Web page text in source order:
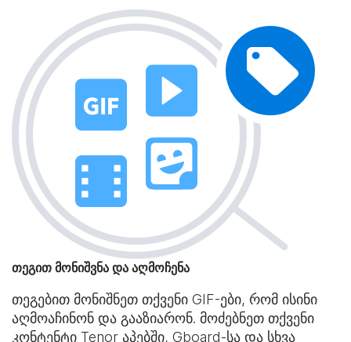
თეგით მონიშვნა და აღმოჩენა
თეგებით მონიშნეთ თქვენი GIF-ები, რომ ისინი
აღმოაჩინონ და გააზიარონ. მოძებნეთ თქვენი
კონტენტი Tenor აპებში, Gboard-სა და სხვა